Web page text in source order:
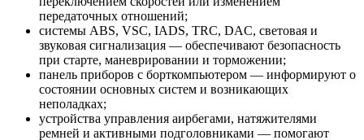
передаточных отношений;
системы ABS, VSC, IADS, TRC, DAC, световая и
звуковая сигнализация — обеспечивают безопасность
при старте, маневрировании и торможении;
панель приборов с борткомпьютером — информируют о
состоянии основных систем и возникающих
неполадках;
устройства управления аирбегами, натяжителями
ремней и активными подголовниками — помогают